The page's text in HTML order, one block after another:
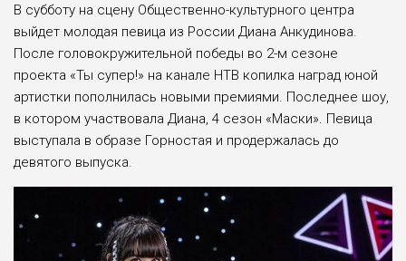
В субботу на сцену Общественно-культурного центра
выйдет молодая певица из России Диана Анкудинова.
После головокружительной победы во 2-м сезоне
проекта «Ты супер!» на канале НТВ копилка наград юной
артистки пополнилась новыми премиями. Последнее шоу,
в котором участвовала Диана, 4 сезон «Маски». Певица
выступала в образе Горностая и продержалась до
девятого выпуска.